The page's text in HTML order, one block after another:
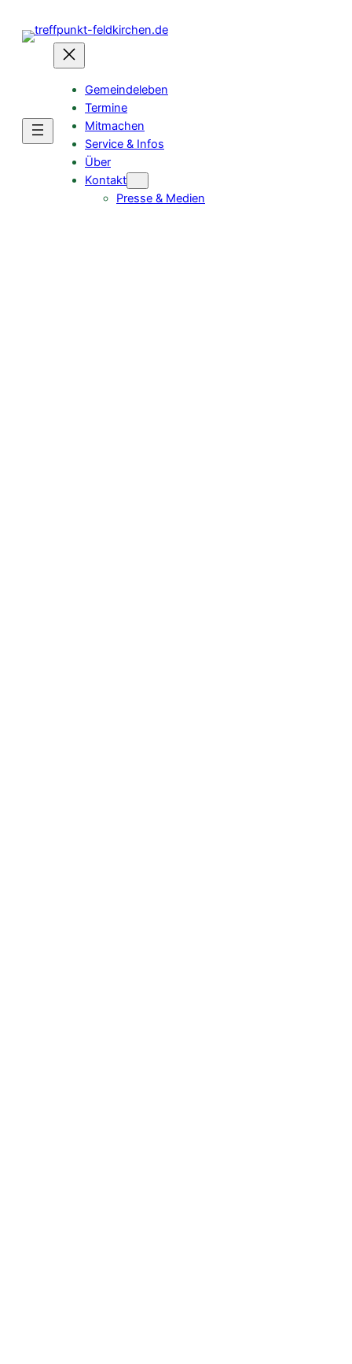
Inhalt
Gemeindeleben
Termine
Mitmachen
Service & Infos
Über
Kontakt
Presse & Medien